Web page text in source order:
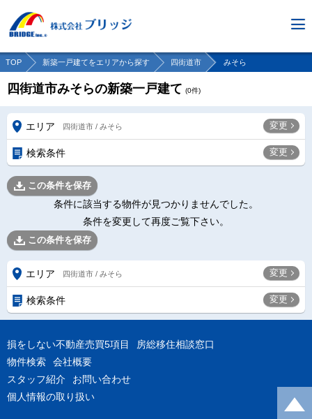
TOP 新築一戸建てをエリアから探す 四街道市 みそら
四街道市みそらの新築一戸建て (0件)
エリア 四街道市 / みそら 変更
検索条件 変更
この条件を保存
条件に該当する物件が見つかりませんでした。
条件を変更して再度ご覧下さい。
この条件を保存
エリア 四街道市 / みそら 変更
検索条件 変更
損をしない不動産売買5項目
房総移住相談窓口
物件検索
会社概要
スタッフ紹介
お問い合わせ
個人情報の取り扱い